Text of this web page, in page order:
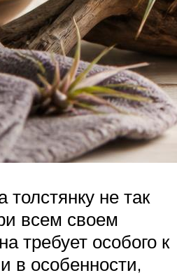
не так
всем своем
требует особого к
в особенности,